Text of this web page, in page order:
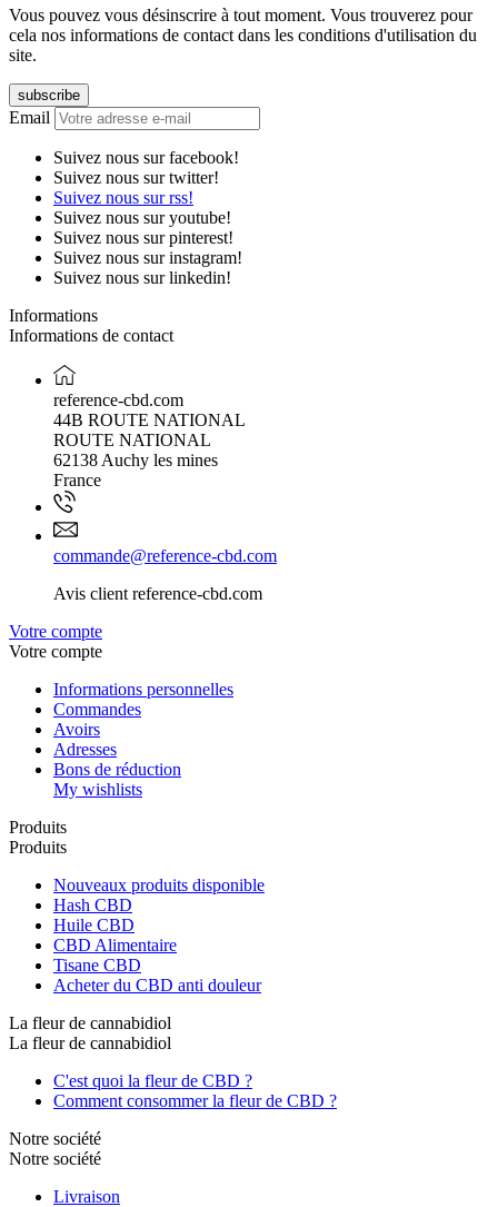
Vous pouvez vous désinscrire à tout moment. Vous trouverez pour
cela nos informations de contact dans les conditions d'utilisation du
site.
Email
Suivez nous sur facebook!
Suivez nous sur twitter!
Suivez nous sur rss!
Suivez nous sur youtube!
Suivez nous sur pinterest!
Suivez nous sur instagram!
Suivez nous sur linkedin!
Informations
Informations de contact
reference-cbd.com
44B ROUTE NATIONAL
ROUTE NATIONAL
62138 Auchy les mines
France
commande@reference-cbd.com
Avis client reference-cbd.com
Votre compte
Votre compte
Informations personnelles
Commandes
Avoirs
Adresses
Bons de réduction
My wishlists
Produits
Produits
Nouveaux produits disponible
Hash CBD
Huile CBD
CBD Alimentaire
Tisane CBD
Acheter du CBD anti douleur
La fleur de cannabidiol
La fleur de cannabidiol
C'est quoi la fleur de CBD ?
Comment consommer la fleur de CBD ?
Notre société
Notre société
Livraison